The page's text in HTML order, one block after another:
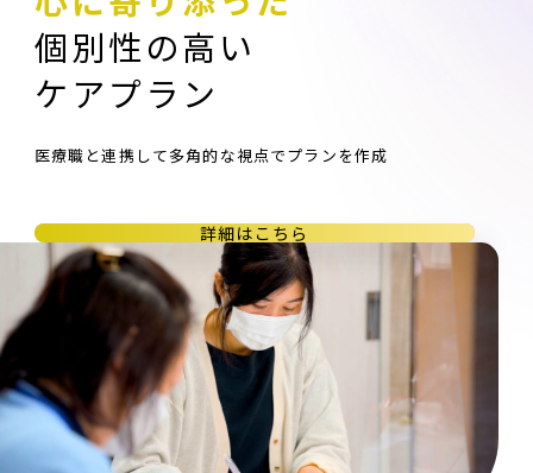
個別性の高い
ケアプラン
医療職と連携して多角的な視点でプランを作成
詳細はこちら